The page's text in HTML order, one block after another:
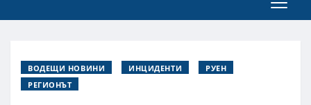
ВОДЕЩИ НОВИНИ ИНЦИДЕНТИ
РУЕН
РЕГИОНЪТ